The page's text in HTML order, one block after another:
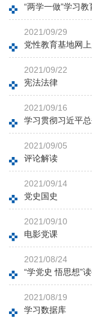
“两学一做”学习教
2021/09/29
党性教育基地网
2021/09/22
宪法法律
2021/09/16
学习贯彻习近平
2021/09/05
评论解读
2021/09/14
党史国史
2021/09/10
电影党课
2021/08/24
“学党史 悟思想”
2021/08/19
学习数据库